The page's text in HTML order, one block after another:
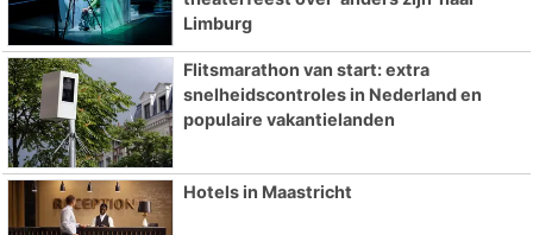
Limburg
Flitsmarathon van start: extra
snelheidscontroles in Nederland en
populaire vakantielanden
Hotels in Maastricht